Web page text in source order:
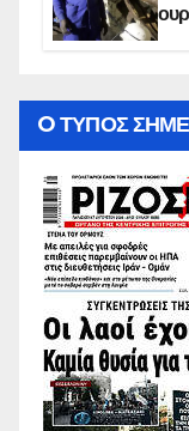
O ΤΥΠΟΣ